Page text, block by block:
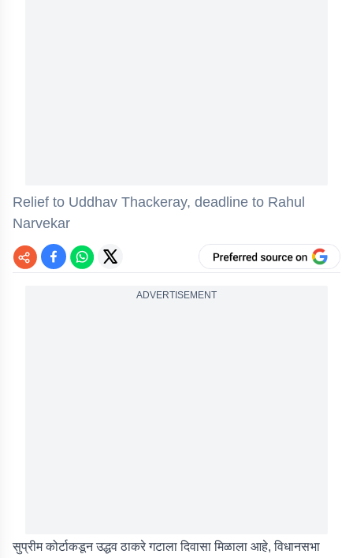
Relief to Uddhav Thackeray, deadline to Rahul
Narvekar
ADVERTISEMENT
सुप्रीम कोर्टाकडून उद्धव ठाकरे गटाला दिवासा मिळाला आहे, विधानसभा